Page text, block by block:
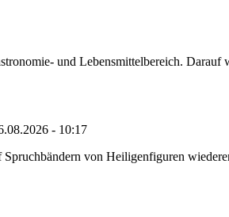
und Lebensmittelbereich. Darauf
- 10:17
von Heiligenfiguren